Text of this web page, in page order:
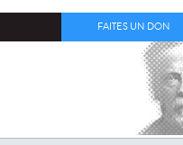
FAITES UN DON
COV-2 /